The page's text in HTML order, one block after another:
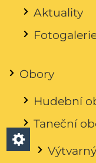
Aktuality
Obory
Hudební
Taneční